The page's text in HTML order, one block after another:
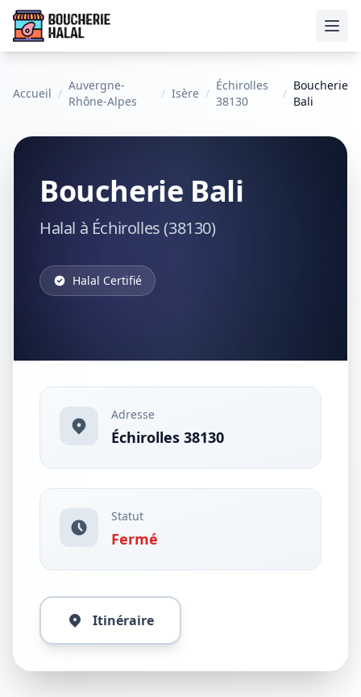
Accueil /
Auvergne-
Rhône-Alpes
/ Isère /
Échirolles
38130
/
Boucherie
Bali
Boucherie Bali
Halal à Échirolles (38130)
Halal Certifié
Adresse
Échirolles 38130
Statut
Fermé
Itinéraire